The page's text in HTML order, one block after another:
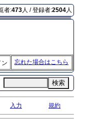
者:473人 / 登録者:2504人
ン 忘れた場合はこちら
検索
入力 規約